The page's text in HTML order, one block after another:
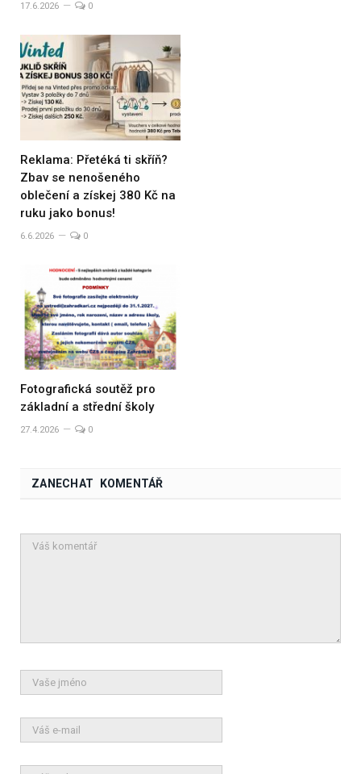
17.6.2026 0
Reklama: Přetéká ti skříň?
Zbav se nenošeného
oblečení a získej 380 Kč na
ruku jako bonus!
6.6.2026 0
Fotografická soutěž pro
základní a střední školy
27.4.2026 0
ZANECHAT KOMENTÁŘ